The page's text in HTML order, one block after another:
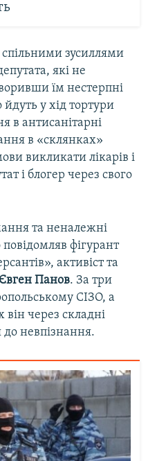
спільними зусиллями
які не
їм нестерпні
у хід тортури
в антисанітарні
в «склянках»
викликати лікарів і
і блогер через свого
та неналежні
фігурант
активіст та
Євген Панов. За три
СІЗО, а
він через складні
невпізнання.